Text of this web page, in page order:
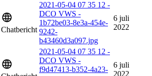
Chatbericht
2021-05-04 07 35 12 -
DCO VWS -
1b72be03-8e3a-454e-
9242-
b43460d3a097.jpg
6 juli
2022
2021-05-04 07 35 12 -
DCO VWS -
f9d47413-b352-4a23-
6 juli
2022